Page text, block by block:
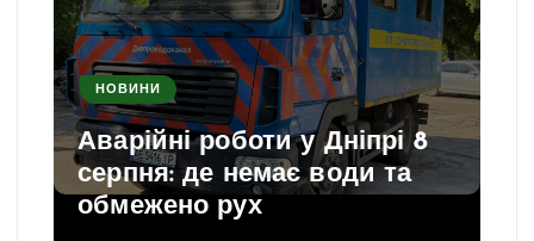
НОВИНИ
Аварійні роботи у Дніпрі 8
серпня: де немає води та
обмежено рух